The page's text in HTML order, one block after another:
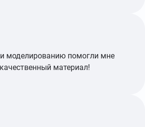
моделированию помогли мне
материал!